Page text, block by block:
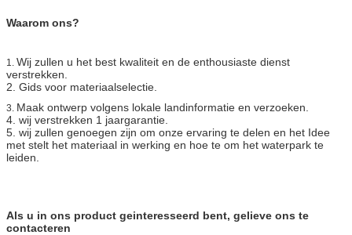
Waarom ons?
1. Wij zullen u het best kwaliteit en de enthousiaste dienst
verstrekken.
2. Gids voor materiaalselectie.
3. Maak ontwerp volgens lokale landinformatie en verzoeken.
4. wij verstrekken 1 jaargarantie.
5. wij zullen genoegen zijn om onze ervaring te delen en het Idee
met stelt het materiaal in werking en hoe te om het waterpark te
leiden.
Als u in ons product geinteresseerd bent, gelieve ons te
contacteren